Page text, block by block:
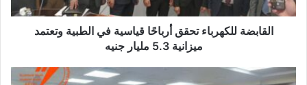
ر
​القابضة للكهرباء تحقق أرباحًا قياسية في الطبية وتعتمد
ميزانية 5.3 مليار جنيه